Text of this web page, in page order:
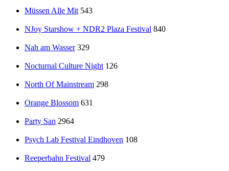
Müssen Alle Mit 543
NJoy Starshow + NDR2 Plaza Festival 840
Nah am Wasser 329
Nocturnal Culture Night 126
North Of Mainstream 298
Orange Blossom 631
Party San 2964
Psych Lab Festival Eindhoven 108
Reeperbahn Festival 479